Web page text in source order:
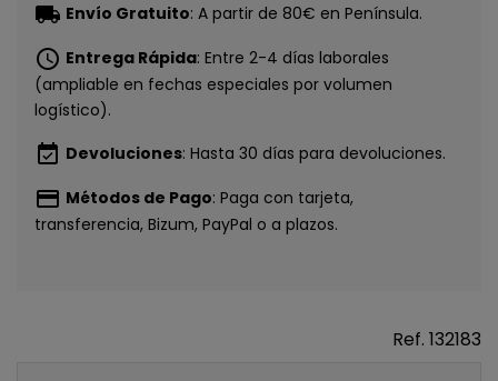
local_shipping Envío Gratuito: A partir de 80€ en Península.
schedule Entrega Rápida: Entre 2-4 días laborales
(ampliable en fechas especiales por volumen
logístico).
event_available Devoluciones: Hasta 30 días para devoluciones.
payment Métodos de Pago: Paga con tarjeta,
transferencia, Bizum, PayPal o a plazos.
Ref. 132183